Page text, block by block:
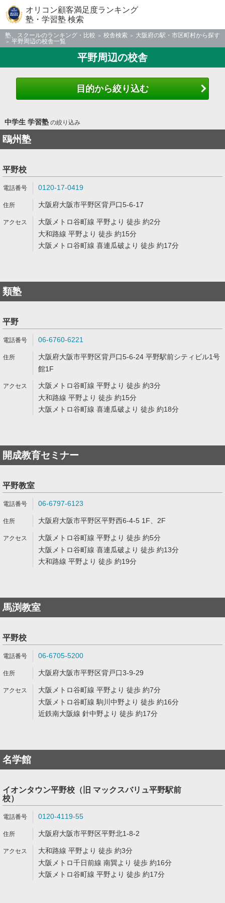
オリコン顧客満足度ランキング
塾・学習塾 検索
塾、スクールのランキング・比較 校舎検索
大阪府の駅・市区町村から探す
平野周辺の校舎一覧
平野周辺の校舎
目的から絞り込む
中学生 学習塾の絞り込み
鴎州塾
平野校
0120-17-0419
大阪府大阪市平野区背戸口5-6-17
大阪メトロ谷町線 平野より 徒歩 約2分
大和路線 平野より 徒歩 約15分
大阪メトロ谷町線 喜連瓜破より 徒歩 約17分
類塾
平野
06-6760-6221
大阪府大阪市平野区背戸口5-6-24 平野駅前シティビル1号
館1F
大阪メトロ谷町線 平野より 徒歩 約3分
大和路線 平野より 徒歩 約15分
大阪メトロ谷町線 喜連瓜破より 徒歩 約18分
開成教育セミナー
平野教室
06-6797-6123
大阪府大阪市平野区平野西6-4-5 1F、2F
大阪メトロ谷町線 平野より 徒歩 約5分
大阪メトロ谷町線 喜連瓜破より 徒歩 約13分
大和路線 平野より 徒歩 約19分
馬渕教室
平野校
06-6705-5200
大阪府大阪市平野区背戸口3-9-29
大阪メトロ谷町線 平野より 徒歩 約7分
大阪メトロ谷町線 駒川中野より 徒歩 約16分
近鉄南大阪線 針中野より 徒歩 約17分
名学館
イオンタウン平野校（旧 マックスバリュ平野駅前
校）
0120-4119-55
大阪府大阪市平野区平野北1-8-2
大和路線 平野より 徒歩 約3分
大阪メトロ千日前線 南巽より 徒歩 約16分
大阪メトロ谷町線 平野より 徒歩 約17分